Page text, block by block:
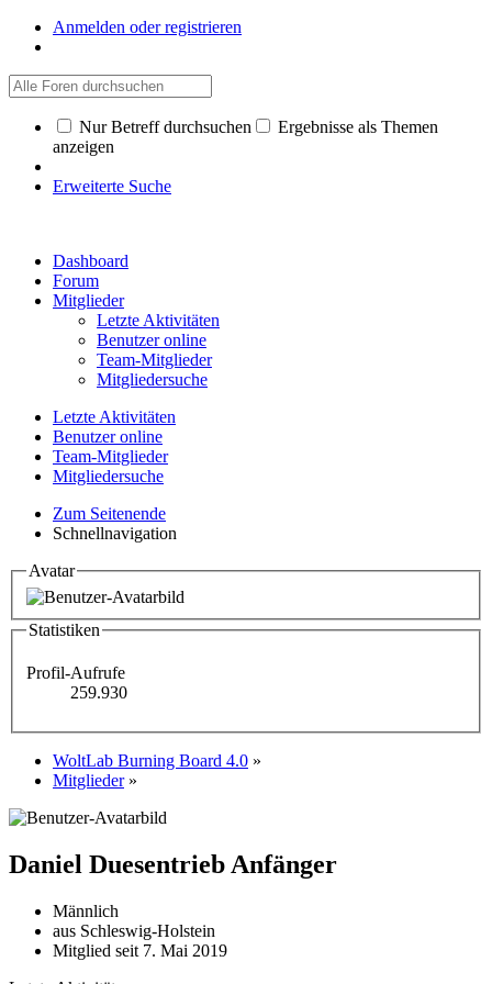
Anmelden oder registrieren
Nur Betreff durchsuchen
Ergebnisse als Themen
anzeigen
Erweiterte Suche
Dashboard
Forum
Mitglieder
Letzte Aktivitäten
Benutzer online
Team-Mitglieder
Mitgliedersuche
Letzte Aktivitäten
Benutzer online
Team-Mitglieder
Mitgliedersuche
Zum Seitenende
Schnellnavigation
Avatar
Statistiken
Profil-Aufrufe
259.930
WoltLab Burning Board 4.0 »
Mitglieder »
Daniel Duesentrieb Anfänger
Männlich
aus Schleswig-Holstein
Mitglied seit 7. Mai 2019